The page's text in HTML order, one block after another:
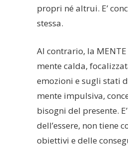
propri né altrui. E’
stessa.
Al contrario, la MENTE
mente calda,
emozioni e sugli stati
mente impulsiva,
bisogni del presente.
dell’essere, non tiene
obiettivi e delle